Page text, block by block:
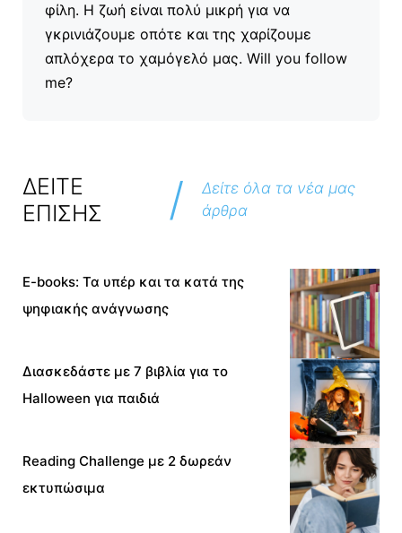
φίλη. Η ζωή είναι πολύ μικρή για να
γκρινιάζουμε οπότε και της χαρίζουμε
απλόχερα το χαμόγελό μας. Will you follow
me?
ΔΕΙΤΕ
ΕΠΙΣΗΣ
/
Δείτε όλα τα νέα μας
άρθρα
E-books: Τα υπέρ και τα κατά της
ψηφιακής ανάγνωσης
Διασκεδάστε με 7 βιβλία για το
Halloween για παιδιά
Reading Challenge με 2 δωρεάν
εκτυπώσιμα